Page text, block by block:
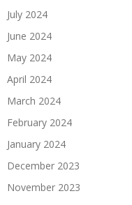
July 2024
June 2024
May 2024
April 2024
March 2024
February 2024
January 2024
December 2023
November 2023